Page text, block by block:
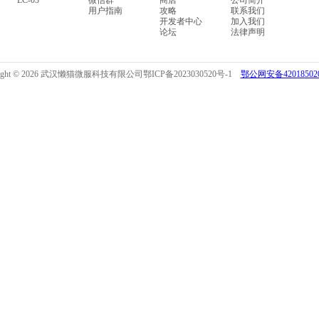
用户指南
攻略
开发者中心
论坛
联系我们
加入我们
法律声明
© 2026 武汉懒猫微服科技有限公司鄂ICP备2023030520号-1 鄂公网安备